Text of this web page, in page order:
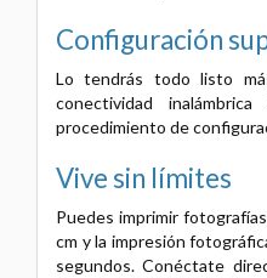
Configuración
Lo tendrás todo listo
conectividad
procedimiento de
Vive sin límites
Puedes imprimir
cm y la impresión
segundos. Conéctate